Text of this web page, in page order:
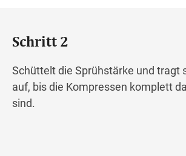
Schritt 2
Schüttelt die Sprühstärke und tragt
auf, bis die Kompressen komplett
sind.